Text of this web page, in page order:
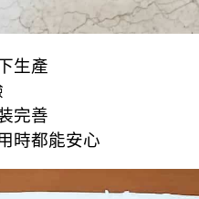
生產
完善
時都能安心